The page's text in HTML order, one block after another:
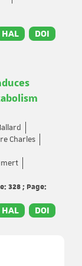
HAL DOI
Charles
328 ; Page:
HAL DOI